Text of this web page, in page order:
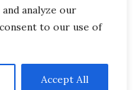
analyze our
to our use of
Accept All
COOKIES